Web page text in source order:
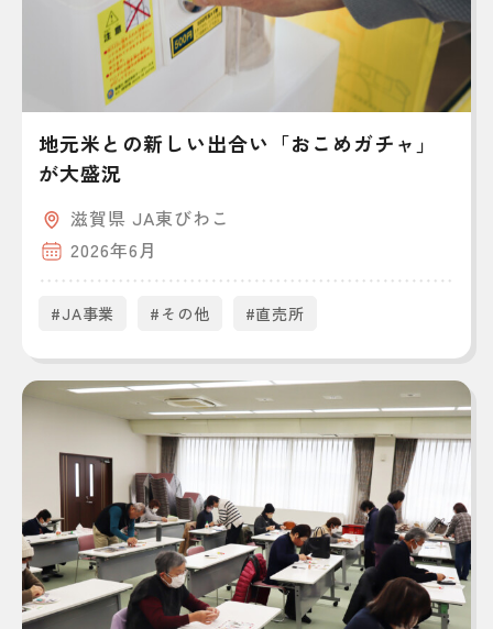
地元米との新しい出合い「おこめガチャ」
が大盛況
滋賀県 JA東びわこ
2026年6月
#JA事業 #その他 #直売所